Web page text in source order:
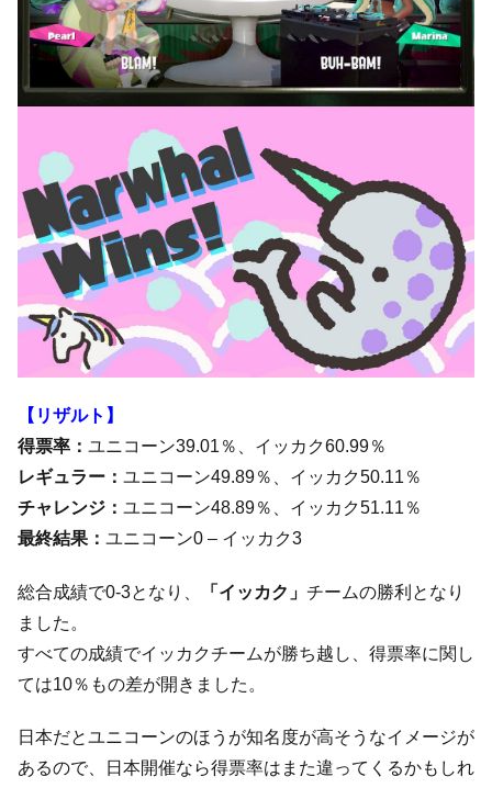
【リザルト】
得票率： ユニコーン39.01％、イッカク60.99％
レギュラー： ユニコーン49.89％、イッカク50.11％
チャレンジ： ユニコーン48.89％、イッカク51.11％
最終結果： ユニコーン0 – イッカク3
総合成績で0-3となり、 「イッカク」 チームの勝利となり
ました。
すべての成績でイッカクチームが勝ち越し、得票率に関し
ては10％もの差が開きました。
日本だとユニコーンのほうが知名度が高そうなイメージが
あるので、日本開催なら得票率はまた違ってくるかもしれ